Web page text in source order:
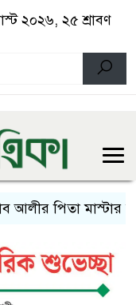
২০২৬, ২৫ শ্রাবণ
মাস্টার ছাদ